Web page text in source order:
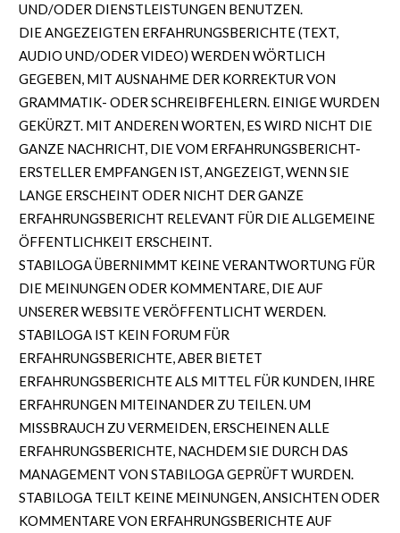
UND/ODER DIENSTLEISTUNGEN BENUTZEN.
DIE ANGEZEIGTEN ERFAHRUNGSBERICHTE (TEXT,
AUDIO UND/ODER VIDEO) WERDEN WÖRTLICH
GEGEBEN, MIT AUSNAHME DER KORREKTUR VON
GRAMMATIK- ODER SCHREIBFEHLERN. EINIGE WURDEN
GEKÜRZT. MIT ANDEREN WORTEN, ES WIRD NICHT DIE
GANZE NACHRICHT, DIE VOM ERFAHRUNGSBERICHT-
ERSTELLER EMPFANGEN IST, ANGEZEIGT, WENN SIE
LANGE ERSCHEINT ODER NICHT DER GANZE
ERFAHRUNGSBERICHT RELEVANT FÜR DIE ALLGEMEINE
ÖFFENTLICHKEIT ERSCHEINT.
STABILOGA ÜBERNIMMT KEINE VERANTWORTUNG FÜR
DIE MEINUNGEN ODER KOMMENTARE, DIE AUF
UNSERER WEBSITE VERÖFFENTLICHT WERDEN.
STABILOGA IST KEIN FORUM FÜR
ERFAHRUNGSBERICHTE, ABER BIETET
ERFAHRUNGSBERICHTE ALS MITTEL FÜR KUNDEN, IHRE
ERFAHRUNGEN MITEINANDER ZU TEILEN. UM
MISSBRAUCH ZU VERMEIDEN, ERSCHEINEN ALLE
ERFAHRUNGSBERICHTE, NACHDEM SIE DURCH DAS
MANAGEMENT VON STABILOGA GEPRÜFT WURDEN.
STABILOGA TEILT KEINE MEINUNGEN, ANSICHTEN ODER
KOMMENTARE VON ERFAHRUNGSBERICHTE AUF